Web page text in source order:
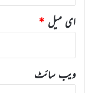
ای میل *
ویب‌ سائٹ